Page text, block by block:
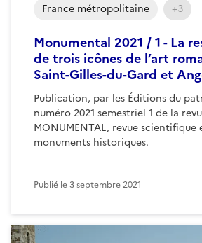
Monumental 2021 / 1 - La
de trois icônes de l’art
Saint-Gilles-du-Gard et
Publication, par les Éditions du
numéro 2021 semestriel 1 de la
MONUMENTAL, revue
monuments historiques.
France métropolitaine +3
Publié le3 septembre 2021